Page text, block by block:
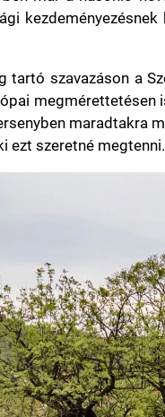
szavazáson a
megmérettetésen
maradtakra
ezt szeretné megtenni.